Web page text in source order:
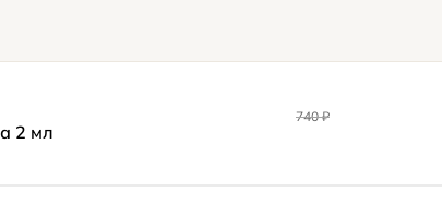
2 мл
740₽